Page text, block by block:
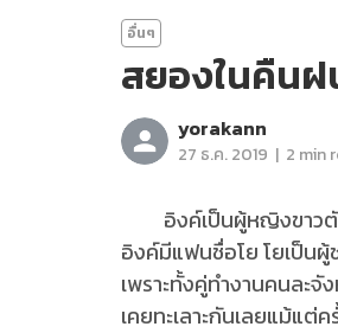
อื่นๆ
สยองในคืน
yorakann
27 ธ.ค. 2019 | 2 min
อิงค์เป็นผู้หญิงขาวตัว
อิงค์มีแฟนชื่อโย โยเป็น
เพราะทั้งคู่ทำงานคนละ
เคยทะเลาะกันเลยแม้แต่ค